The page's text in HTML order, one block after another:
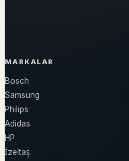
MARKALAR
Bosch
Samsung
Philips
Adidas
HP
İzeltaş